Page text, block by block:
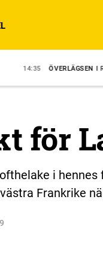
I REDÉN-DEBUT
för
i
Frankrike